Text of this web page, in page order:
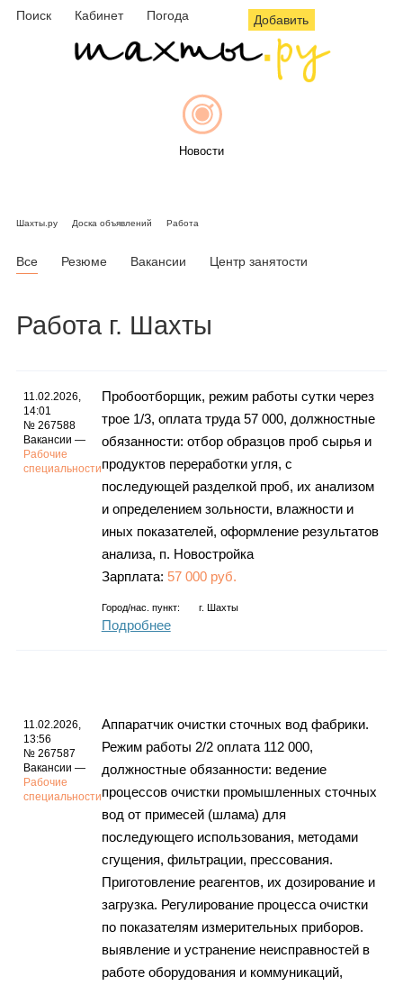
Поиск Кабинет Погода Добавить
Новости
Объявления
Инфо
Гороскоп
Фотогалерея
Шахты.ру Доска объявлений Работа
Все Резюме Вакансии Центр занятости
Работа г. Шахты
11.02.2026,
14:01
№ 267588
Вакансии —
Рабочие
специальности
Пробоотборщик, режим работы сутки через
трое 1/3, оплата труда 57 000, должностные
обязанности: отбор образцов проб сырья и
продуктов переработки угля, с
последующей разделкой проб, их анализом
и определением зольности, влажности и
иных показателей, оформление результатов
анализа, п. Новостройка
Зарплата: 57 000 руб.
Город/нас. пункт: г. Шахты
Подробнее
11.02.2026,
13:56
№ 267587
Вакансии —
Рабочие
специальности
Аппаратчик очистки сточных вод фабрики.
Режим работы 2/2 оплата 112 000,
должностные обязанности: ведение
процессов очистки промышленных сточных
вод от примесей (шлама) для
последующего использования, методами
сгущения, фильтрации, прессования.
Приготовление реагентов, их дозирование и
загрузка. Регулирование процесса очистки
по показателям измерительных приборов.
выявление и устранение неисправностей в
работе оборудования и коммуникаций,